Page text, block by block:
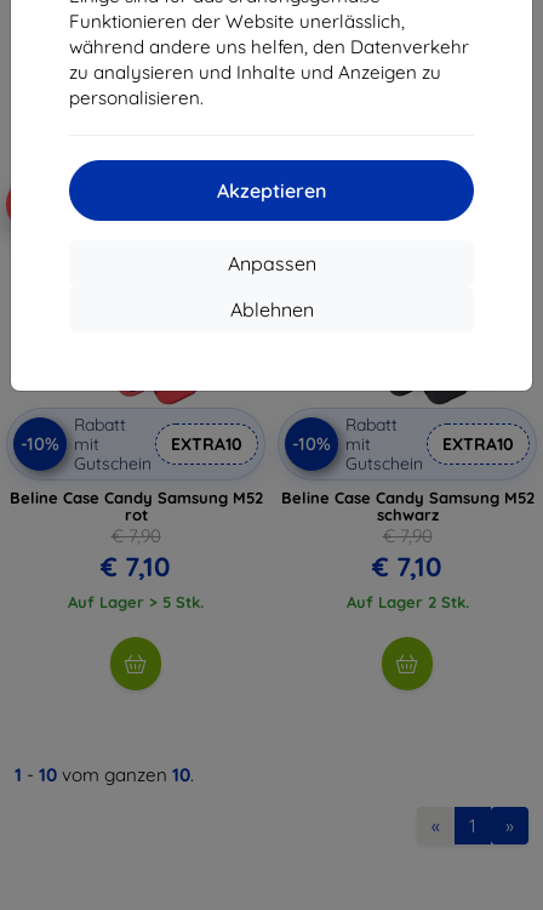
Funktionieren der Website unerlässlich,
während andere uns helfen, den Datenverkehr
zu analysieren und Inhalte und Anzeigen zu
personalisieren.
Akzeptieren
Anpassen
Ablehnen
€ 7,10
Auf Lager > 5 Stk.
€ 7,10
Auf Lager > 5 Stk.
-10%
Rabatt
mit
Gutschein
EXTRA10
Beline Case Candy Samsung M52
rot
€ 7,90
€ 7,10
Auf Lager > 5 Stk.
-10%
-10%
Rabatt
mit
Gutschein
EXTRA10
Beline Case Candy Samsung M52
schwarz
€ 7,90
€ 7,10
Auf Lager 2 Stk.
1 - 10 vom ganzen 10.
« 1 »